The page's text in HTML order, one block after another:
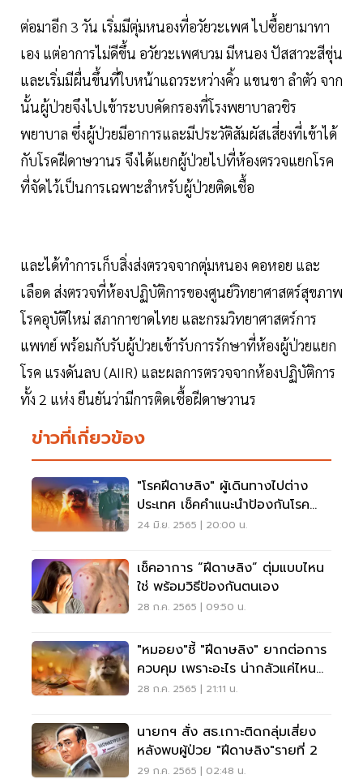
ต่อมาอีก 3 วัน เริ่มมีตุ่มหนองที่อวัยวะเพศ ไปซื้อยามาทา
เอง แต่อาการไม่ดีขึ้น อวัยวะเพศบวม มีหนอง ปัสสาวะสีขุ่น
และเริ่มมีผื่นขึ้นที่ใบหน้าแถวระหว่างคิ้ว แขนขา ลำตัว จาก
นั้นผู้ป่วยจึงไปเข้าระบบคัดกรองที่โรงพยาบาลวชิร
พยาบาล ซึ่งผู้ป่วยมีอาการและมีประวัติสัมผัสเสี่ยงที่เข้าได้
กับโรคฝีดาษวานร จึงได้แยกผู้ป่วยไปที่ห้องตรวจแยกโรค
ที่จัดไว้เป็นการเฉพาะสำหรับผู้ป่วยติดเชื้อ
และได้ทำการเก็บสิ่งส่งตรวจจากตุ่มหนอง คอหอย และ
เลือด ส่งตรวจที่ห้องปฏิบัติการของศูนย์วิทยาศาสตร์สุขภาพ
โรคอุบัติใหม่ สภากาชาดไทย และกรมวิทยาศาสตร์การ
แพทย์ พร้อมกับรับผู้ป่วยเข้ารับการรักษาที่ห้องผู้ป่วยแยก
โรค แรงดันลบ (AIIR) และผลการตรวจจากห้องปฏิบัติการ
ทั้ง 2 แห่ง ยืนยันว่ามีการติดเชื้อฝีดาษวานร
ข่าวที่เกี่ยวข้อง
"โรคฝีดาษลิง" ผู้เดินทางไปต่าง
ประเทศ เช็คคำแนะนำป้องกันโรค
ฝีดาษวานร
24 มิ.ย. 2565 | 20:00 น.
เช็คอาการ “ฝีดาษลิง” ตุ่มแบบไหน
ใช่ พร้อมวิธีป้องกันตนเอง
28 ก.ค. 2565 | 09:50 น.
"หมอยง"ชี้ "ฝีดาษลิง" ยากต่อการ
ควบคุม เพราะอะไร น่ากลัวแค่ไหน
อ่านเลย
28 ก.ค. 2565 | 21:11 น.
นายกฯ สั่ง สธ.เกาะติดกลุ่มเสี่ยง
หลังพบผู้ป่วย "ฝีดาษลิง"รายที่ 2
29 ก.ค. 2565 | 02:48 น.